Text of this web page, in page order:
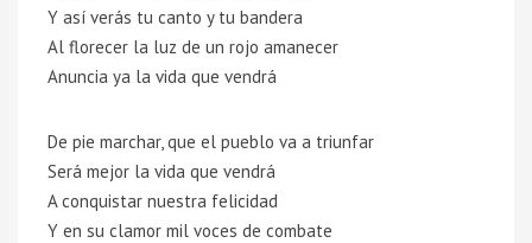
Y así verás tu canto y tu bandera
Al florecer la luz de un rojo amanecer
Anuncia ya la vida que vendrá
De pie marchar, que el pueblo va a triunfar
Será mejor la vida que vendrá
A conquistar nuestra felicidad
Y en su clamor mil voces de combate